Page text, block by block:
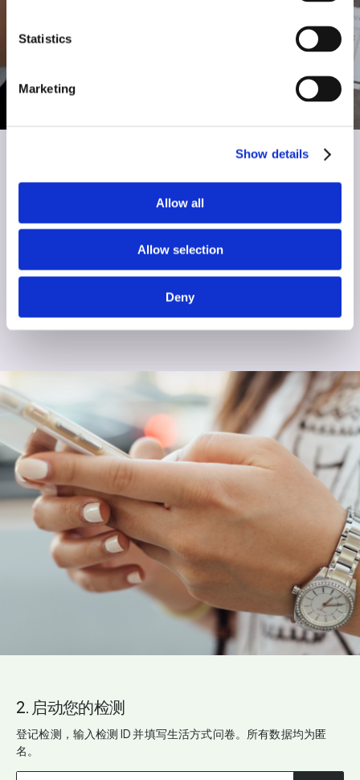
Statistics
Marketing
Show details
Allow all
Allow selection
Deny
1. 进行检测
首先刺一下手指，然后在滤纸上滴几滴血即可。
阅读更多
2. 启动您的检测
登记检测，输入检测 ID 并填写生活方式问卷。所有数据均为匿
名。